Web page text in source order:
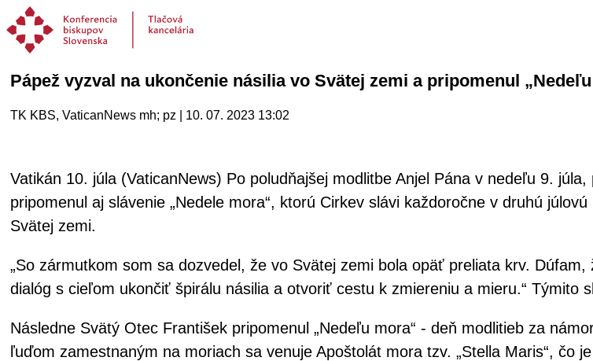
Pápež vyzval na ukončenie násilia vo Svätej zemi a pripomenul
TK KBS, VaticanNews mh; pz | 10. 07. 2023 13:02
Vatikán 10. júla (VaticanNews) Po poludňajšej modlitbe Anjel Pána v nedeľu 9.
pripomenul aj slávenie „Nedele mora“, ktorú Cirkev slávi každoročne v druhú
Svätej zemi.
„So zármutkom som sa dozvedel, že vo Svätej zemi bola opäť preliata krv.
dialóg s cieľom ukončiť špirálu násilia a otvoriť cestu k zmiereniu a mieru.“ Týmito
Následne Svätý Otec František pripomenul „Nedeľu mora“ - deň modlitieb za
ľuďom zamestnaným na moriach sa venuje Apoštolát mora tzv. „Stella Maris“, čo